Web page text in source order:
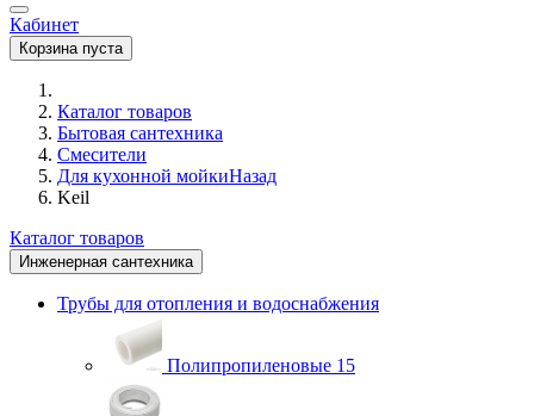
Кабинет
Корзина пуста
Каталог товаров
Бытовая сантехника
Смесители
Для кухонной мойкиНазад
Keil
Каталог товаров
Инженерная сантехника
Трубы для отопления и водоснабжения
Полипропиленовые 15